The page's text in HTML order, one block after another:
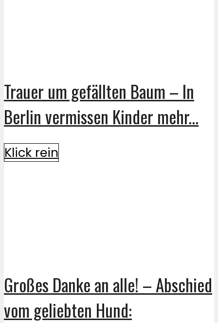
Trauer um gefällten Baum – In
Berlin vermissen Kinder mehr...
Klick rein
Großes Danke an alle! – Abschied
vom geliebten Hund: